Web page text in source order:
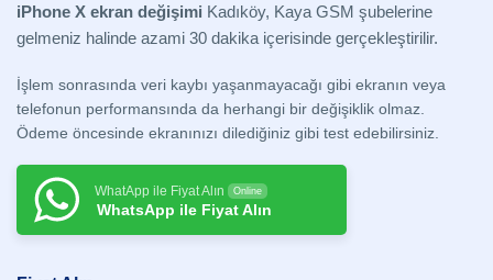
iPhone X ekran değişimi Kadıköy, Kaya GSM şubelerine
gelmeniz halinde azami 30 dakika içerisinde gerçekleştirilir.
İşlem sonrasında veri kaybı yaşanmayacağı gibi ekranın veya
telefonun performansında da herhangi bir değişiklik olmaz.
Ödeme öncesinde ekranınızı dilediğiniz gibi test edebilirsiniz.
WhatApp ile Fiyat Alın Online
WhatsApp ile Fiyat Alın